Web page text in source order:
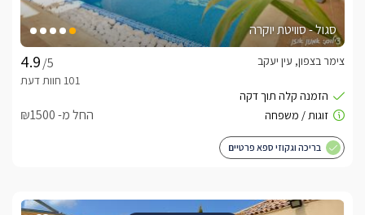
סגול - סוויטת יוקרה
/5
צימר בצפון, עין יעקב
החל מ- ₪1500
בריכה וגקוזי ספא פרטיים